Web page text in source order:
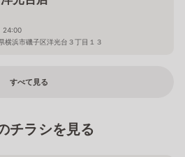
24:00
横浜市磯子区洋光台３丁目１３
すべて見る
チラシを見る